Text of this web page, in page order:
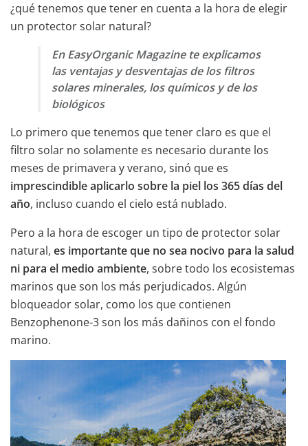
¿qué tenemos que tener en cuenta a la hora de elegir
un protector solar natural?
En EasyOrganic Magazine te explicamos
las ventajas y desventajas de los filtros
solares minerales, los químicos y de los
biológicos
Lo primero que tenemos que tener claro es que el
filtro solar no solamente es necesario durante los
meses de primavera y verano, sinó que es
imprescindible aplicarlo sobre la piel los 365 días del
año, incluso cuando el cielo está nublado.
Pero a la hora de escoger un tipo de protector solar
natural, es importante que no sea nocivo para la salud
ni para el medio ambiente, sobre todo los ecosistemas
marinos que son los más perjudicados. Algún
bloqueador solar, como los que contienen
Benzophenone-3 son los más dañinos con el fondo
marino.